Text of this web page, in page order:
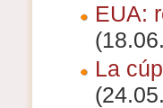
EUA:
La